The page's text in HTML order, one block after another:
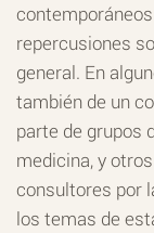
repercusiones
general. En
también de un
parte de grupos
medicina, y
consultores por
los temas de